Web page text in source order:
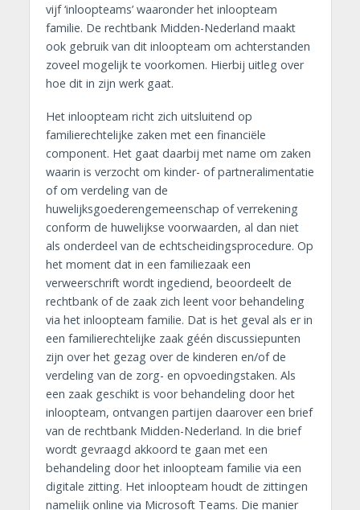
vijf ‘inloopteams’ waaronder het inloopteam
familie. De rechtbank Midden-Nederland maakt
ook gebruik van dit inloopteam om achterstanden
zoveel mogelijk te voorkomen. Hierbij uitleg over
hoe dit in zijn werk gaat.
Het inloopteam richt zich uitsluitend op
familierechtelijke zaken met een financiële
component. Het gaat daarbij met name om zaken
waarin is verzocht om kinder- of partneralimentatie
of om verdeling van de
huwelijksgoederengemeenschap of verrekening
conform de huwelijkse voorwaarden, al dan niet
als onderdeel van de echtscheidingsprocedure. Op
het moment dat in een familiezaak een
verweerschrift wordt ingediend, beoordeelt de
rechtbank of de zaak zich leent voor behandeling
via het inloopteam familie. Dat is het geval als er in
een familierechtelijke zaak géén discussiepunten
zijn over het gezag over de kinderen en/of de
verdeling van de zorg- en opvoedingstaken. Als
een zaak geschikt is voor behandeling door het
inloopteam, ontvangen partijen daarover een brief
van de rechtbank Midden-Nederland. In die brief
wordt gevraagd akkoord te gaan met een
behandeling door het inloopteam familie via een
digitale zitting. Het inloopteam houdt de zittingen
namelijk online via Microsoft Teams. Die manier